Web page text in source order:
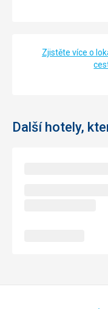
Zjistěte více o
Další hotely,